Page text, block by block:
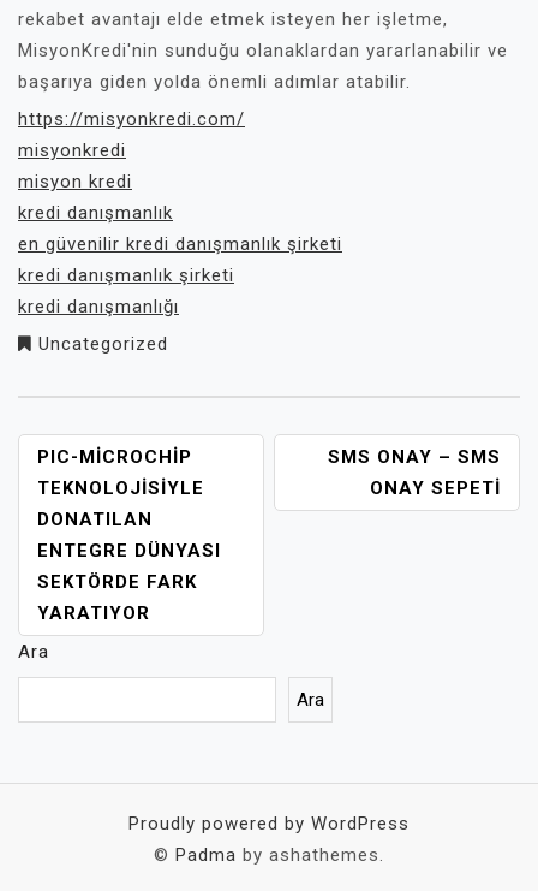
rekabet avantajı elde etmek isteyen her işletme,
MisyonKredi'nin sunduğu olanaklardan yararlanabilir ve
başarıya giden yolda önemli adımlar atabilir.
https://misyonkredi.com/
misyonkredi
misyon kredi
kredi danışmanlık
en güvenilir kredi danışmanlık şirketi
kredi danışmanlık şirketi
kredi danışmanlığı
Uncategorized
YAZI
GEZINMESI
PIC-MICROCHIP
TEKNOLOJISIYLE
DONATILAN
ENTEGRE DÜNYASI
SEKTÖRDE FARK
YARATIYOR
SMS ONAY – SMS
ONAY SEPETI
Ara
Ara
Proudly powered by WordPress
© Padma by ashathemes.